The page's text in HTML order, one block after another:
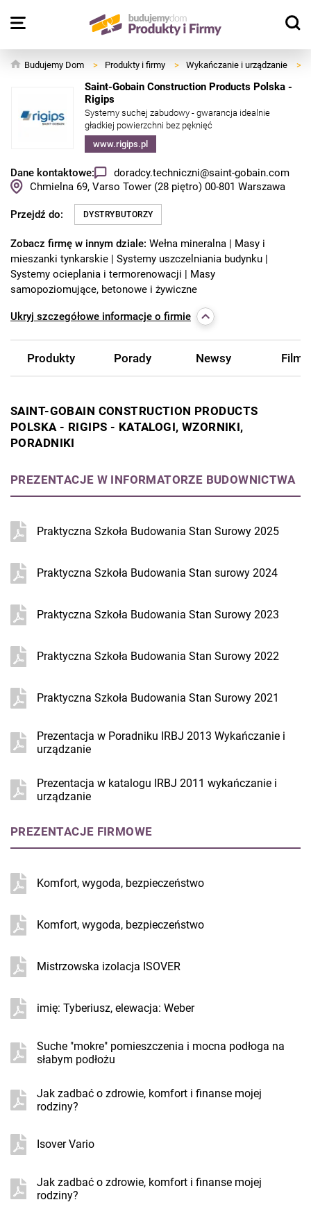
Budujemy Dom > Produkty i firmy > Wykańczanie i urządzanie >
Saint-Gobain Construction Products Polska -
Rigips
Systemy suchej zabudowy - gwarancja idealnie
gładkiej powierzchni bez pęknięć
www.rigips.pl
Dane kontaktowe:
doradcy.techniczni@saint-gobain.com
Chmielna 69, Varso Tower (28 piętro) 00-801 Warszawa
Przejdź do: DYSTRYBUTORZY
Zobacz firmę w innym dziale: Wełna mineralna
Masy i
mieszanki tynkarskie
Systemy uszczelniania budynku
Systemy ocieplania i termorenowacji
Masy
samopoziomujące, betonowe i żywiczne
Ukryj szczegółowe informacje o firmie
Produkty Porady Newsy Filmy
SAINT-GOBAIN CONSTRUCTION PRODUCTS
POLSKA - RIGIPS - KATALOGI, WZORNIKI,
PORADNIKI
PREZENTACJE W INFORMATORZE BUDOWNICTWA
Praktyczna Szkoła Budowania Stan Surowy 2025
Praktyczna Szkoła Budowania Stan surowy 2024
Praktyczna Szkoła Budowania Stan Surowy 2023
Praktyczna Szkoła Budowania Stan Surowy 2022
Praktyczna Szkoła Budowania Stan Surowy 2021
Prezentacja w Poradniku IRBJ 2013 Wykańczanie i
urządzanie
Prezentacja w katalogu IRBJ 2011 wykańczanie i
urządzanie
PREZENTACJE FIRMOWE
Komfort, wygoda, bezpieczeństwo
Komfort, wygoda, bezpieczeństwo
Mistrzowska izolacja ISOVER
imię: Tyberiusz, elewacja: Weber
Suche "mokre" pomieszczenia i mocna podłoga na
słabym podłożu
Jak zadbać o zdrowie, komfort i finanse mojej
rodziny?
Isover Vario
Jak zadbać o zdrowie, komfort i finanse mojej
rodziny?